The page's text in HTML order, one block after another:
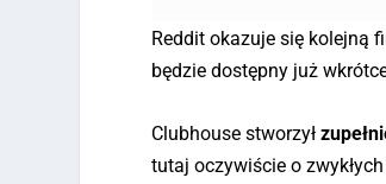
Reddit okazuje się kolejną
będzie dostępny już
Clubhouse stworzył
tutaj oczywiście o